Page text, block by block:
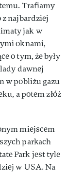
Trafiamy
z najbardziej
jak w
oknami,
o tym, że były
dawnej
w pobliżu gazu
a potem złóż
miejscem
parkach
Park jest tyle
w USA. Na